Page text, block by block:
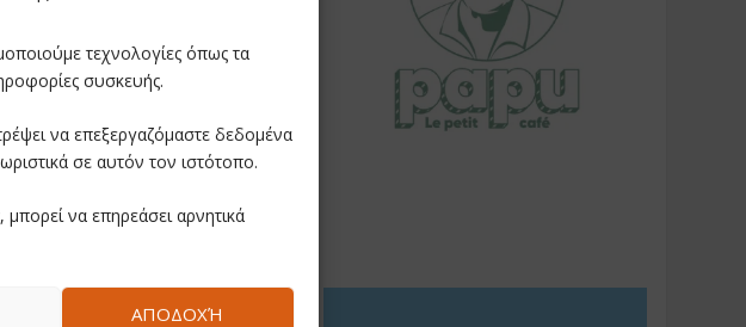
τεχνολογίες όπως τα
συσκευής.
να επεξεργαζόμαστε δεδομένα
σε αυτόν τον ιστότοπο.
να επηρεάσει αρνητικά
ΑΠΟΔΟΧΉ